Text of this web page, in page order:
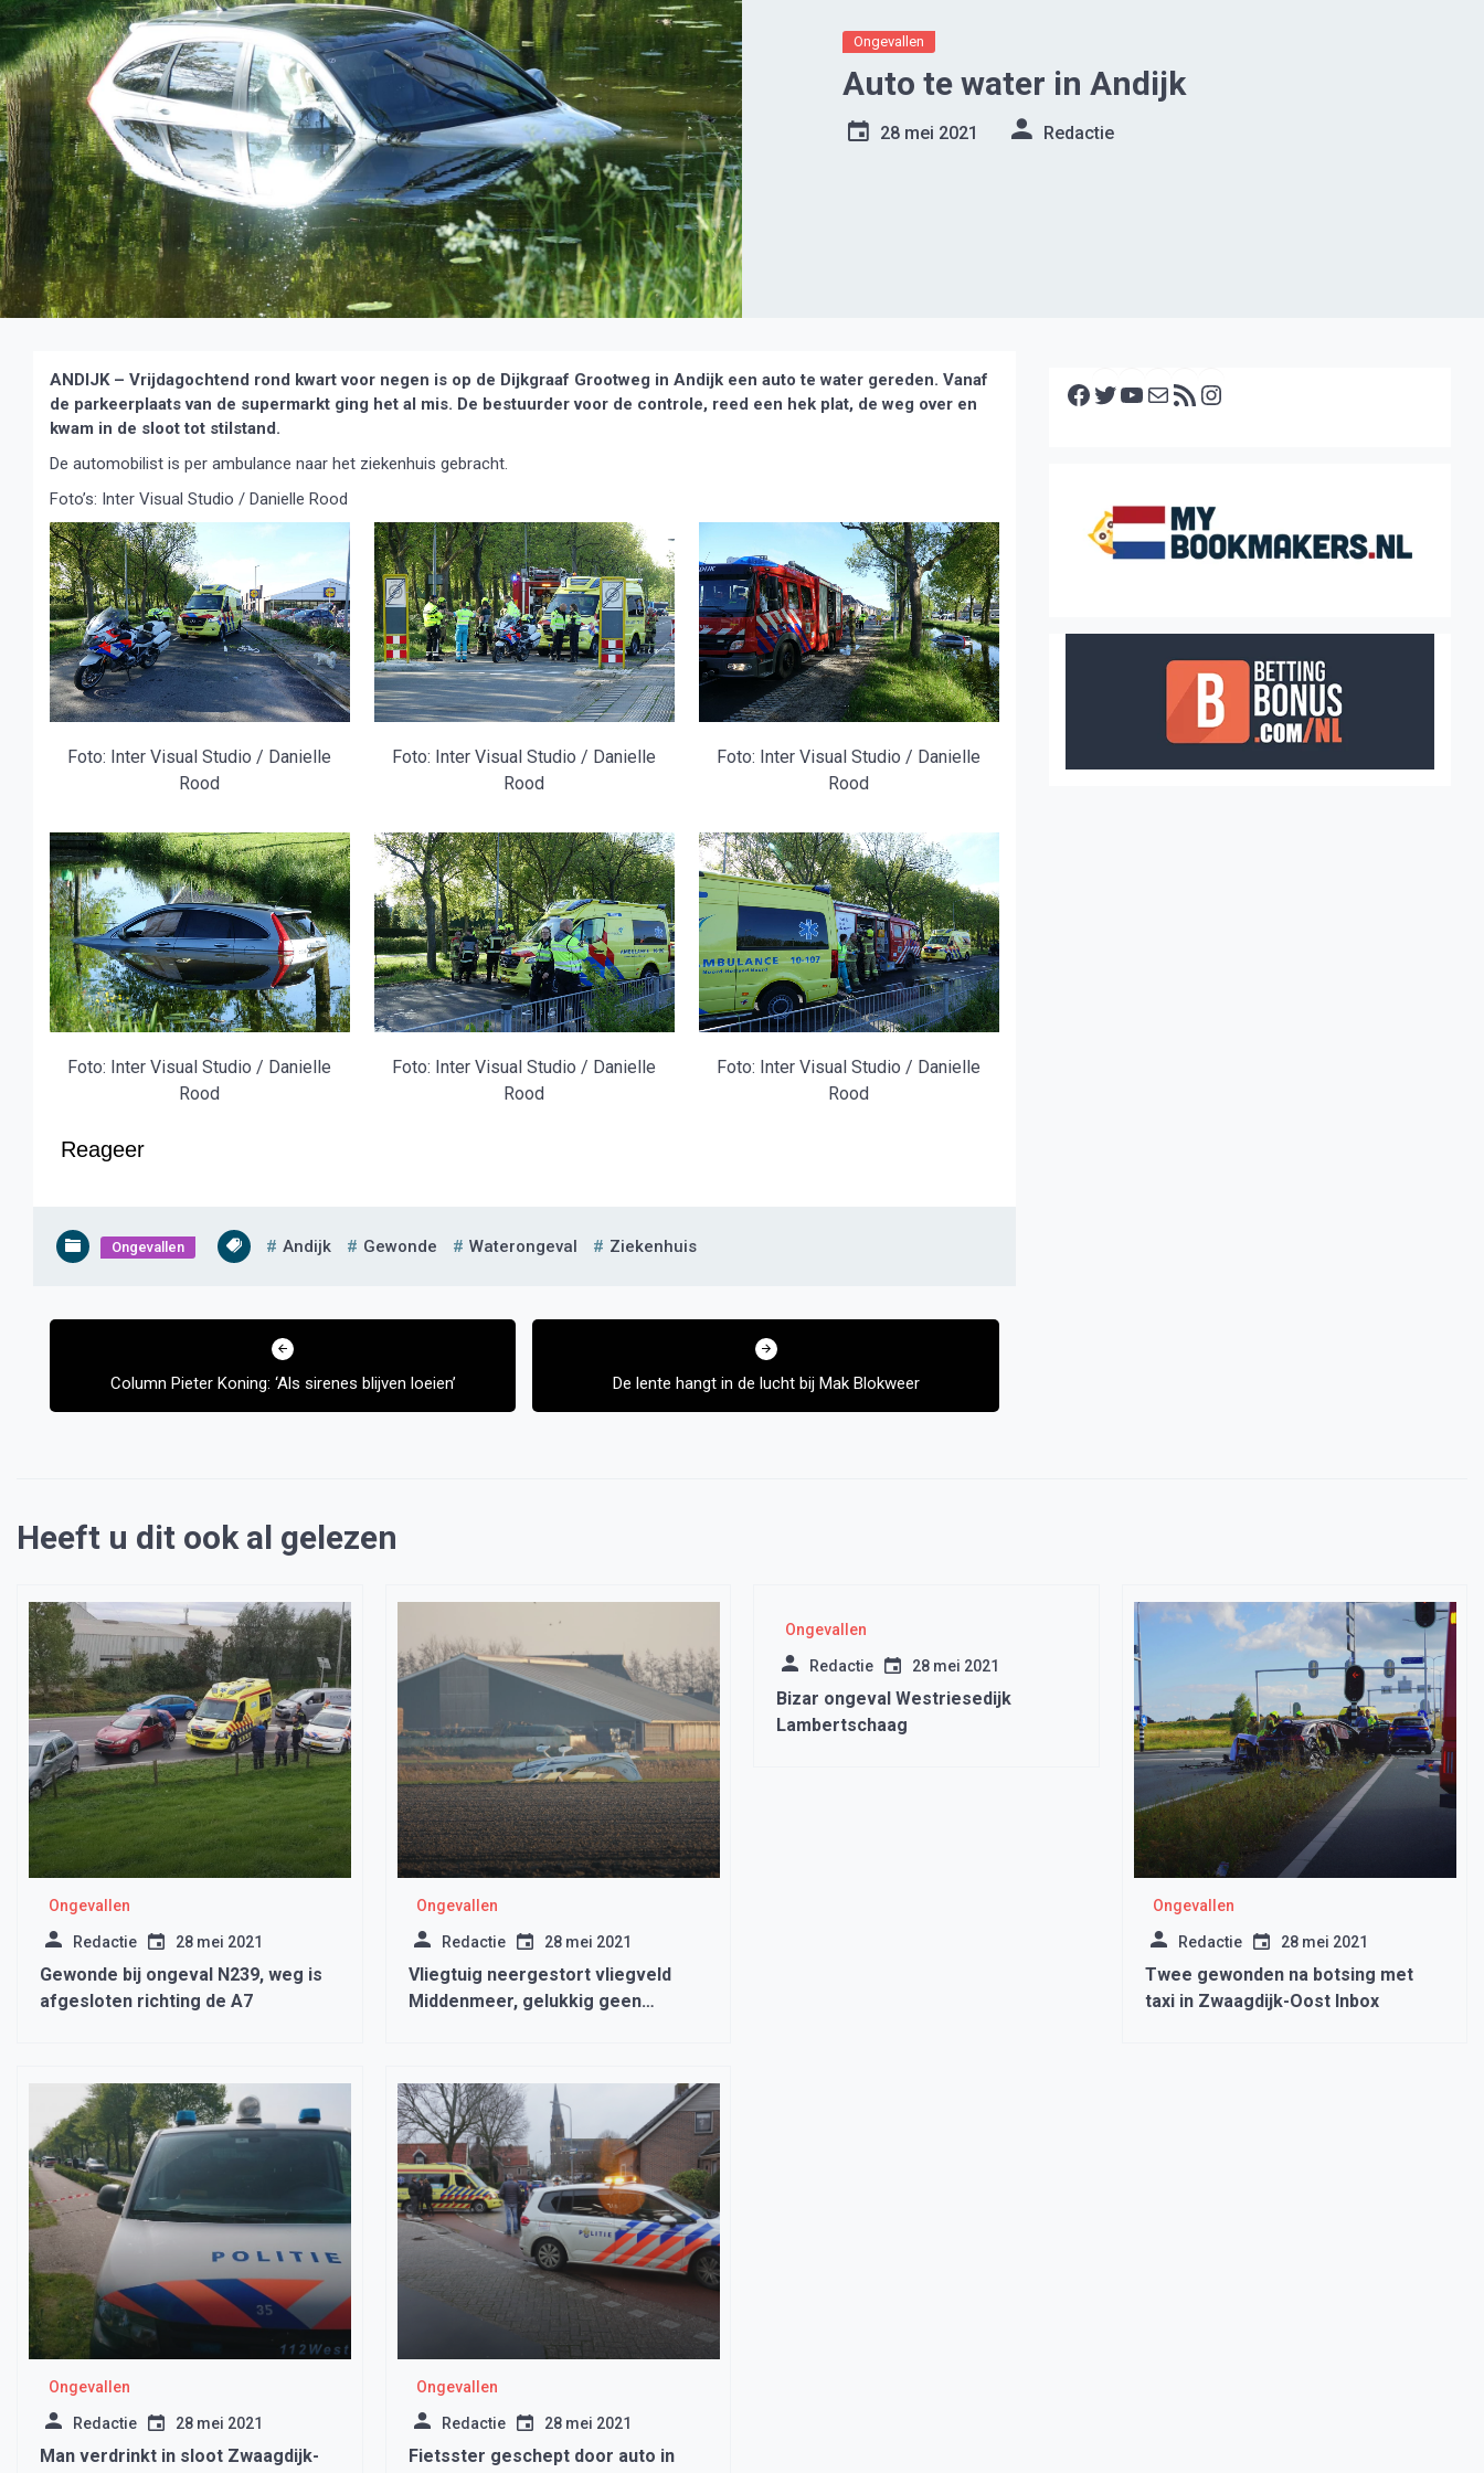
Ongevallen
Auto te water in Andijk
28 mei 2021 Redactie
ANDIJK – Vrijdagochtend rond kwart voor negen is op de Dijkgraaf Grootweg in Andijk een auto te water gereden. Vanaf
de parkeerplaats van de supermarkt ging het al mis. De bestuurder voor de controle, reed een hek plat, de weg over en
kwam in de sloot tot stilstand.
De automobilist is per ambulance naar het ziekenhuis gebracht.
Foto’s: Inter Visual Studio / Danielle Rood
Foto: Inter Visual Studio / Danielle
Rood
Foto: Inter Visual Studio / Danielle
Rood
Foto: Inter Visual Studio / Danielle
Rood
Foto: Inter Visual Studio / Danielle
Rood
Foto: Inter Visual Studio / Danielle
Rood
Foto: Inter Visual Studio / Danielle
Rood
Reageer
Ongevallen Andijk Gewonde Waterongeval Ziekenhuis
Bericht
Column Pieter Koning: ‘Als sirenes blijven loeien’ De lente hangt in de lucht bij Mak Blokweer
Facebook Twitter YouTube E-mail RSS feed
Heeft u dit ook al gelezen
Ongevallen
Redactie 28 mei 2021
Gewonde bij ongeval N239, weg is
afgesloten richting de A7
Ongevallen
Redactie 28 mei 2021
Vliegtuig neergestort vliegveld
Middenmeer, gelukkig geen
Ongevallen
Redactie 28 mei 2021
Bizar ongeval Westriesedijk
Lambertschaag
Ongevallen
Redactie 28 mei 2021
Twee gewonden na botsing met
taxi in Zwaagdijk-Oost Inbox
Ongevallen
Redactie 28 mei 2021
Man verdrinkt in sloot Zwaagdijk-
Ongevallen
Redactie 28 mei 2021
Fietsster geschept door auto in